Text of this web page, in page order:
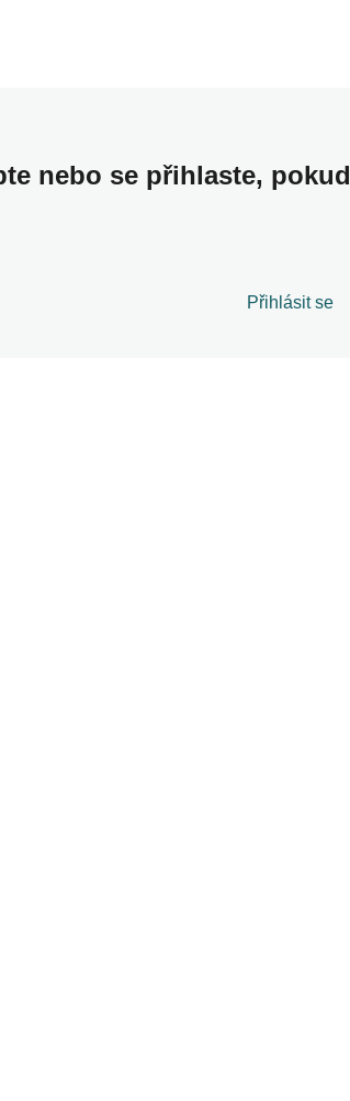
nebo se přihlaste, pokud
Přihlásit se